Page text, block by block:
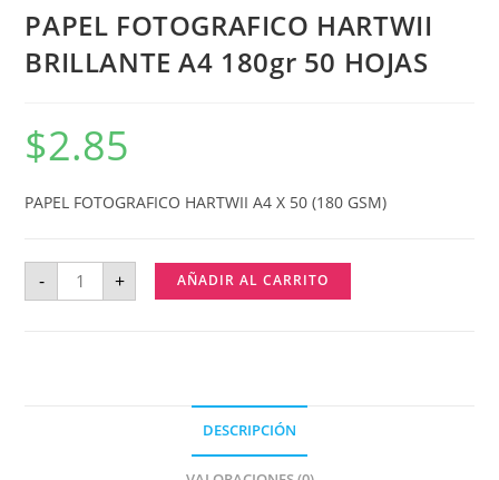
PAPEL FOTOGRAFICO HARTWII
BRILLANTE A4 180gr 50 HOJAS
$2.85
PAPEL FOTOGRAFICO HARTWII A4 X 50 (180 GSM)
- + AÑADIR AL CARRITO
DESCRIPCIÓN